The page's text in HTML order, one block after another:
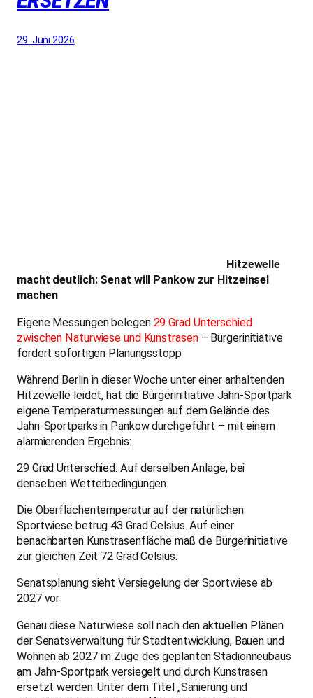
29. Juni 2026
Die Oberflächentemperatur auf der natürlichen
benachbarten Kunstrasenfläche maß die Bürgerinitiative
zur gleichen Zeit 72 Grad Celsius.
2027 vor
Genau diese Naturwiese soll nach den aktuellen Plänen
der Senatsverwaltung für Stadtentwicklung, Bauen und
Wohnen ab 2027 im Zuge des geplanten Stadionneubaus
ersetzt werden. Unter dem Titel „Sanierung und
Erweiterung” werden Eingriffe geplant, die nach
Einschätzung der Bürgerinitiative die klimatischen und
sozialen Qualitäten des Geländes dauerhaft zerstören
würden.
Die Sportwiese ist heute die meistgenutzte Fläche des
gesamten Jahn-Sportparks. Täglich treiben dort rund 20
verschiedene Sportgruppen Sport – Yoga, Tai Chi,
Der Zugang ist kostenlos, vereinsunabhängig und
barrierefrei. Die Fläche gilt als einziger barfußtauglicher
Sportplatz Berlins.
Drastische klimatische Folgen für den Kiez